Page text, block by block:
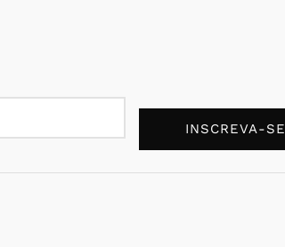
INSCREVA-SE